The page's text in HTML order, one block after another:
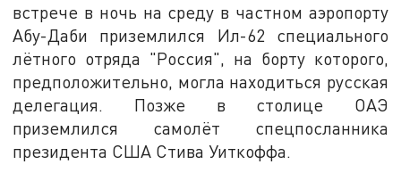
встрече в ночь на среду в частном аэропорту
Абу-Даби приземлился Ил-62 специального
лётного отряда "Россия", на борту которого,
предположительно, могла находиться русская
делегация. Позже в столице ОАЭ
приземлился самолёт спецпосланника
президента США Стива Уиткоффа.